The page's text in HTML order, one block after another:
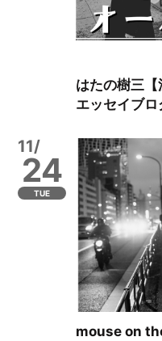
はたの樹三【
エッセイブロ
11/
24
TUE
mouse on